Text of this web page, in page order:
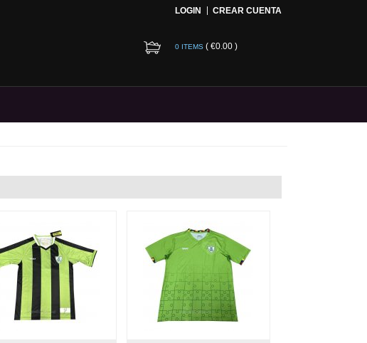
LOGIN CREAR CUENTA
0 ITEMS ( €0.00 )